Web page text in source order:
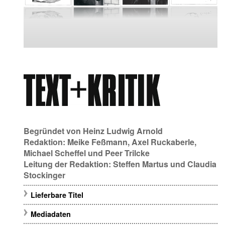
Begründet von Heinz Ludwig Arnold
Redaktion: Meike Feßmann,Axel Ruckaberle,
Michael Scheffel und Peer Trilcke
Leitung der Redaktion: Steffen Martus und Claudia
Stockinger
Lieferbare Titel
Mediadaten